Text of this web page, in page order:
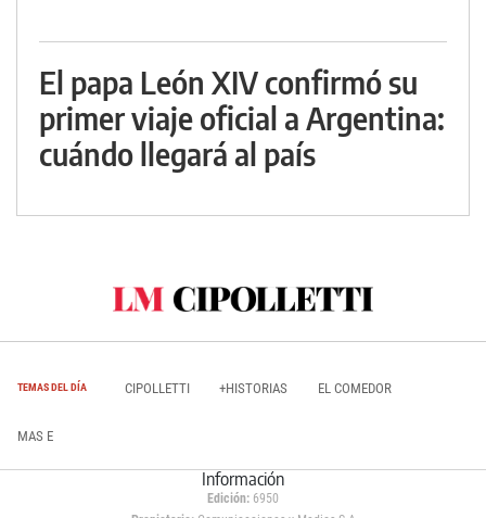
El papa León XIV confirmó su
primer viaje oficial a Argentina:
cuándo llegará al país
TEMAS DEL DÍA CIPOLLETTI +HISTORIAS EL COMEDOR
MAS E
Información
Edición: 6950